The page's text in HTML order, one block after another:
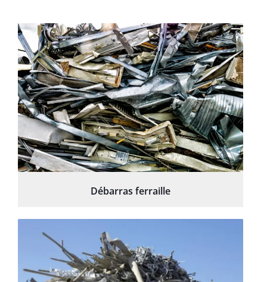
Débarras ferraille